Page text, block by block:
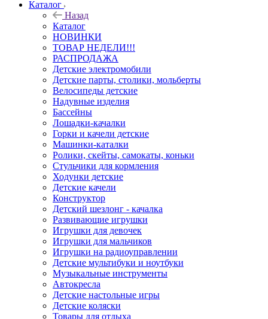
Каталог
Назад
Каталог
НОВИНКИ
ТОВАР НЕДЕЛИ!!!
РАСПРОДАЖА
Детские электромобили
Детские парты, столики, мольберты
Велосипеды детские
Надувные изделия
Бассейны
Лошадки-качалки
Горки и качели детские
Машинки-каталки
Ролики, скейты, самокаты, коньки
Стульчики для кормления
Ходунки детские
Детские качели
Конструктор
Детский шезлонг - качалка
Развивающие игрушки
Игрушки для девочек
Игрушки для мальчиков
Игрушки на радиоуправлении
Детские мультибуки и ноутбуки
Музыкальные инструменты
Автокресла
Детские настольные игры
Детские коляски
Товары для отдыха